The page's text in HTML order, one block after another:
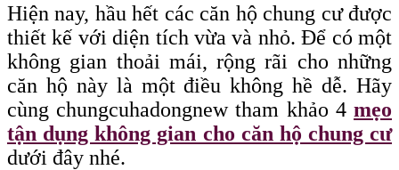
Hiện nay, hầu hết các căn hộ chung cư được
thiết kế với diện tích vừa và nhỏ. Để có một
không gian thoải mái, rộng rãi cho những
căn hộ này là một điều không hề dễ. Hãy
cùng chungcuhadongnew tham khảo 4 mẹo
tận dụng không gian cho căn hộ chung cư
dưới đây nhé.